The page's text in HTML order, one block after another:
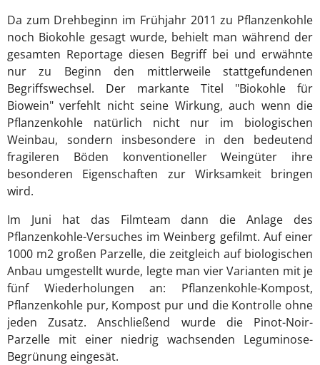
Da zum Drehbeginn im Frühjahr 2011 zu Pflanzenkohle
noch Biokohle gesagt wurde, behielt man während der
gesamten Reportage diesen Begriff bei und erwähnte
nur zu Beginn den mittlerweile stattgefundenen
Begriffswechsel. Der markante Titel "Biokohle für
Biowein" verfehlt nicht seine Wirkung, auch wenn die
Pflanzenkohle natürlich nicht nur im biologischen
Weinbau, sondern insbesondere in den bedeutend
fragileren Böden konventioneller Weingüter ihre
besonderen Eigenschaften zur Wirksamkeit bringen
wird.
Im Juni hat das Filmteam dann die Anlage des
Pflanzenkohle-Versuches im Weinberg gefilmt. Auf einer
1000 m2 großen Parzelle, die zeitgleich auf biologischen
Anbau umgestellt wurde, legte man vier Varianten mit je
fünf Wiederholungen an: Pflanzenkohle-Kompost,
Pflanzenkohle pur, Kompost pur und die Kontrolle ohne
jeden Zusatz. Anschließend wurde die Pinot-Noir-
Parzelle mit einer niedrig wachsenden Leguminose-
Begrünung eingesät.